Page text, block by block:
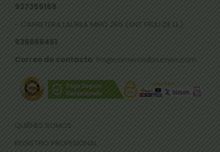
937359169
- CARRETERA LAUREÀ MIRÓ 285 (SNT FELIU DE LL.)
936666451
Correo de contacto: fm@comercialbrumen.com
QUIÉNES SOMOS
REGISTRO PROFESIONAL